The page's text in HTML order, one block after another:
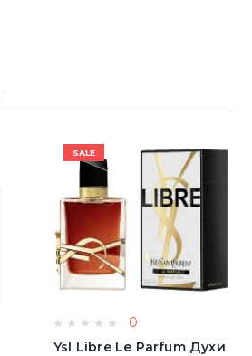
SALE
0
Ysl Libre Le Parfum Духи